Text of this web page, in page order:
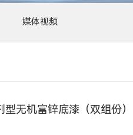
媒体视频
无机富锌底漆（双组份）